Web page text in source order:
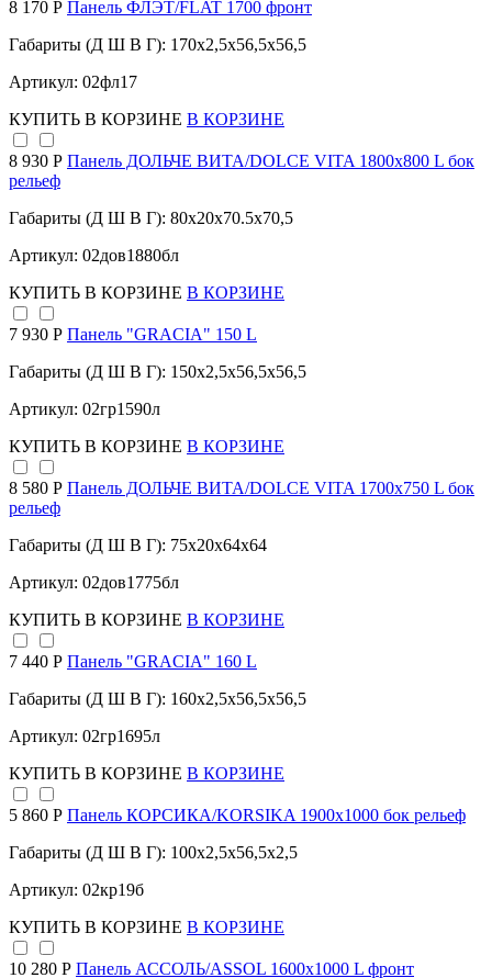
8 170 Р Панель ФЛЭТ/FLAT 1700 фронт
Габариты (Д Ш В Г): 170x2,5x56,5x56,5
Артикул: 02фл17
КУПИТЬ В КОРЗИНЕ В КОРЗИНЕ
8 930 Р Панель ДОЛЬЧЕ ВИТА/DOLCE VITA 1800х800 L бок
рельеф
Габариты (Д Ш В Г): 80x20x70.5x70,5
Артикул: 02дов1880бл
КУПИТЬ В КОРЗИНЕ В КОРЗИНЕ
7 930 Р Панель "GRACIA" 150 L
Габариты (Д Ш В Г): 150x2,5x56,5x56,5
Артикул: 02гр1590л
КУПИТЬ В КОРЗИНЕ В КОРЗИНЕ
8 580 Р Панель ДОЛЬЧЕ ВИТА/DOLCE VITA 1700х750 L бок
рельеф
Габариты (Д Ш В Г): 75x20x64x64
Артикул: 02дов1775бл
КУПИТЬ В КОРЗИНЕ В КОРЗИНЕ
7 440 Р Панель "GRACIA" 160 L
Габариты (Д Ш В Г): 160x2,5x56,5x56,5
Артикул: 02гр1695л
КУПИТЬ В КОРЗИНЕ В КОРЗИНЕ
5 860 Р Панель КОРСИКА/KORSIKA 1900х1000 бок рельеф
Габариты (Д Ш В Г): 100x2,5x56,5x2,5
Артикул: 02кр19б
КУПИТЬ В КОРЗИНЕ В КОРЗИНЕ
10 280 Р Панель АССОЛЬ/ASSOL 1600х1000 L фронт